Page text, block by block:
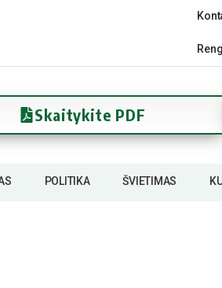
Skaitykite PDF
POLITIKA ŠVIETIMAS